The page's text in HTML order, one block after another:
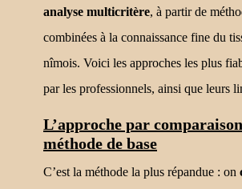
analyse multicritère, à partir de
combinées à la connaissance fine du
nîmois. Voici les approches les plus
par les professionnels, ainsi que leurs
L’approche par
méthode de base
C’est la méthode la plus répandue : on